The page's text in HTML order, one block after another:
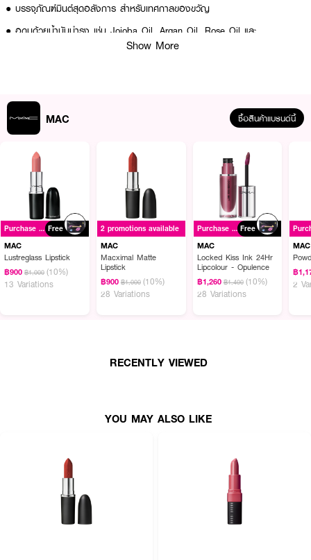
● บรรจุภัณฑ์มินต์สุดอลังการ สำหรับเทศกาลของขวัญ
● อุดมด้วยน้ำมันบำรุง เช่น Jojoba Oil, Argan Oil, Rose Oil และ
● Product Quantity:
● เฉดสีที่มีให้เลือก:
- Pinklist
- Unexpected Red
- Future Beige
How to Use
● ทาลิปสติกลงบนริมฝีปากโดยตรง
● ใช้ร่วมกับ Prep + Prime Lip เพื่อความเรียบเนียน
Show More
MAC ซื้อสินค้าแบรนด์นี้
Purchase ฿1500+ Free
MAC
Lustreglass Lipstick
฿900 ฿1,000 (10%)
13 Variations
2 promotions available
MAC
Macximal Matte
Lipstick
฿900 ฿1,000 (10%)
28 Variations
Purchase ฿1500+ Free
MAC
Locked Kiss Ink 24Hr
Lipcolour - Opulence
฿1,260 ฿1,400 (10%)
28 Variations
MAC
฿
2
RECENTLY VIEWED
YOU MAY ALSO LIKE